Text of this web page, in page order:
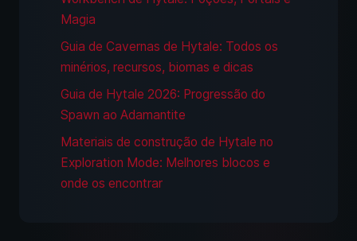
Magia
Guia de Cavernas de Hytale: Todos os
minérios, recursos, biomas e dicas
Guia de Hytale 2026: Progressão do
Spawn ao Adamantite
Materiais de construção de Hytale no
Exploration Mode: Melhores blocos e
onde os encontrar